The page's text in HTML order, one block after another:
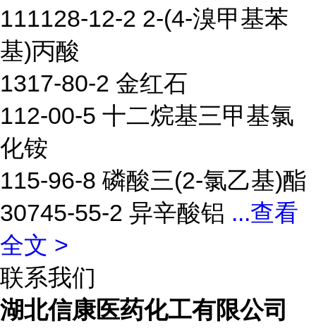
111128-12-2 2-(4-溴甲基苯
基)丙酸
1317-80-2 金红石
112-00-5 十二烷基三甲基氯
化铵
115-96-8 磷酸三(2-氯乙基)酯
30745-55-2 异辛酸铝 ...查看
全文 >
联系我们
湖北信康医药化工有限公司